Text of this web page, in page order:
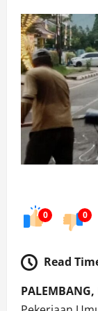
0 0
Read